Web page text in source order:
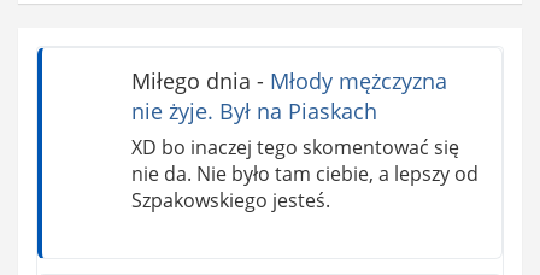
Miłego dnia - Młody mężczyzna
nie żyje. Był na Piaskach
XD bo inaczej tego skomentować się
nie da. Nie było tam ciebie, a lepszy od
Szpakowskiego jesteś.